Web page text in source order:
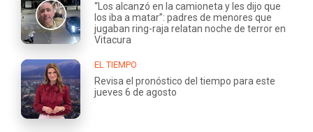
“Los alcanzó en la camioneta y les dijo que
los iba a matar”: padres de menores que
jugaban ring-raja relatan noche de terror en
Vitacura
EL TIEMPO
Revisa el pronóstico del tiempo para este
jueves 6 de agosto